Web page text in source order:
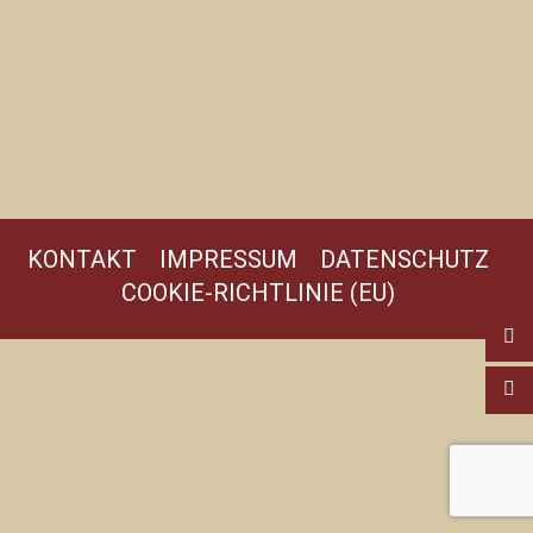
KONTAKT IMPRESSUM
DATENSCHUTZ
COOKIE-RICHTLINIE (EU)